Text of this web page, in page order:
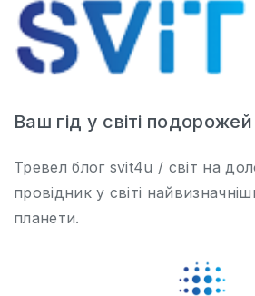
Ваш гід у світі подорожей
Тревел блог svit4u / світ на
провідник у світі
планети.